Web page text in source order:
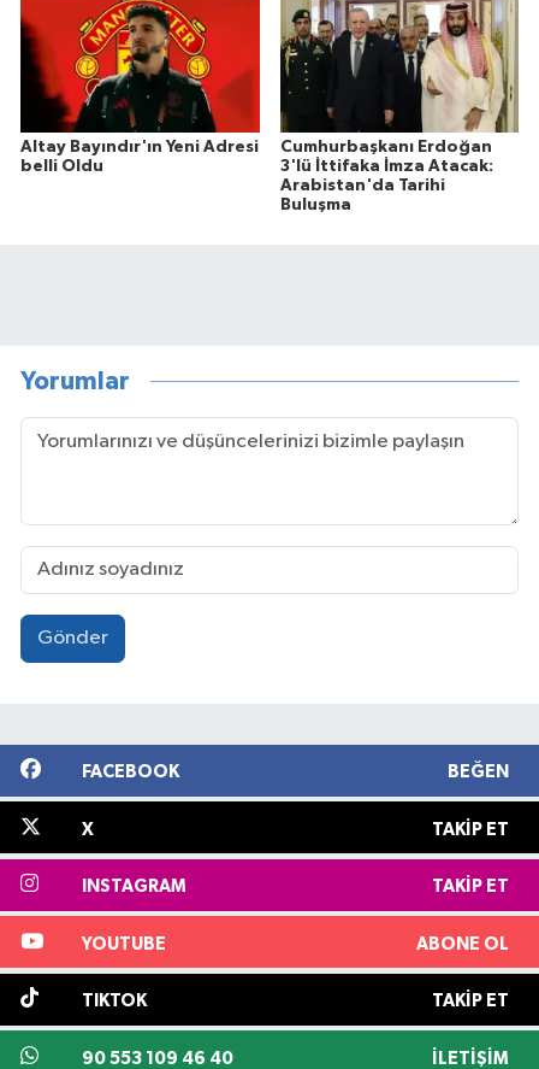
Altay Bayındır'ın Yeni Adresi
belli Oldu
Cumhurbaşkanı Erdoğan
3'lü İttifaka İmza Atacak:
Arabistan'da Tarihi
Buluşma
Yorumlar
Gönder
FACEBOOK BEĞEN
X TAKIP ET
INSTAGRAM TAKIP ET
YOUTUBE ABONE OL
TIKTOK TAKIP ET
90 553 109 46 40 İLETIŞIM